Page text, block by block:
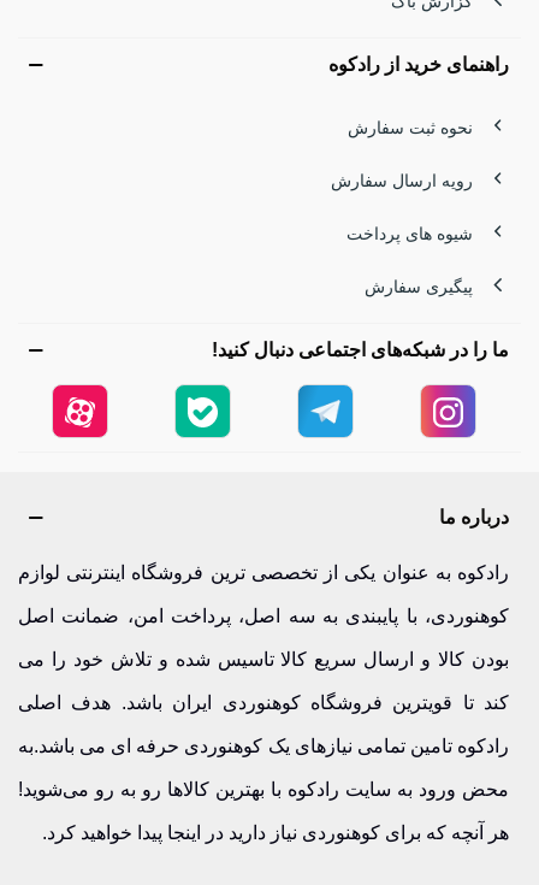
راهنمای خرید از رادکوه
نحوه ثبت سفارش
رویه ارسال سفارش
شیوه های پرداخت
پیگیری سفارش
ما را در شبکه‌های اجتماعی دنبال کنید!
درباره ما
رادکوه به عنوان یکی از تخصصی ترین فروشگاه اینترنتی لوازم
کوهنوردی، با پایبندی به سه اصل، پرداخت امن، ضمانت اصل
بودن کالا و ارسال سریع کالا تاسیس شده و تلاش خود را می
کند تا قویترین فروشگاه کوهنوردی ایران باشد. هدف اصلی
رادکوه تامین تمامی نیازهای یک کوهنوردی حرفه ای می باشد.به
محض ورود به سایت رادکوه با بهترین کالاها رو به رو می‌شوید!
هر آنچه که برای کوهنوردی نیاز دارید در اینجا پیدا خواهید کرد.